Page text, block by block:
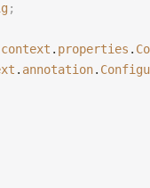
;
context . properties .
. annotation.